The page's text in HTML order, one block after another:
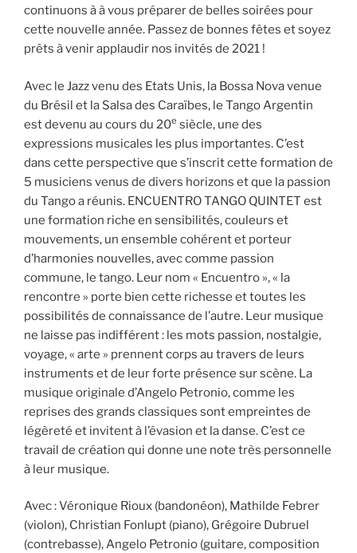
continuons à à vous préparer de belles soirées pour
cette nouvelle année. Passez de bonnes fêtes et soyez
prêts à venir applaudir nos invités de 2021 !
Avec le Jazz venu des Etats Unis, la Bossa Nova venue
du Brésil et la Salsa des Caraïbes, le Tango Argentin
est devenu au cours du 20e siècle, une des
expressions musicales les plus importantes. C’est
dans cette perspective que s’inscrit cette formation de
5 musiciens venus de divers horizons et que la passion
du Tango a réunis. ENCUENTRO TANGO QUINTET est
une formation riche en sensibilités, couleurs et
mouvements, un ensemble cohérent et porteur
d’harmonies nouvelles, avec comme passion
commune, le tango. Leur nom « Encuentro », « la
rencontre » porte bien cette richesse et toutes les
possibilités de connaissance de l’autre. Leur musique
ne laisse pas indifférent : les mots passion, nostalgie,
voyage, « arte » prennent corps au travers de leurs
instruments et de leur forte présence sur scène. La
musique originale d’Angelo Petronio, comme les
reprises des grands classiques sont empreintes de
légèreté et invitent à l’évasion et la danse. C’est ce
travail de création qui donne une note très personnelle
à leur musique.
Avec : Véronique Rioux (bandonéon), Mathilde Febrer
(violon), Christian Fonlupt (piano), Grégoire Dubruel
(contrebasse), Angelo Petronio (guitare, composition